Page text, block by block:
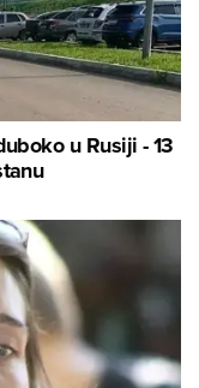
u Rusiji - 13